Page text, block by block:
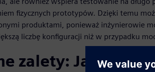
fizycznych prototypów. Dzięki temu
produktami, ponieważ inżynierowie
liczbę konfiguracji niż w przypadku
zalety: Jak